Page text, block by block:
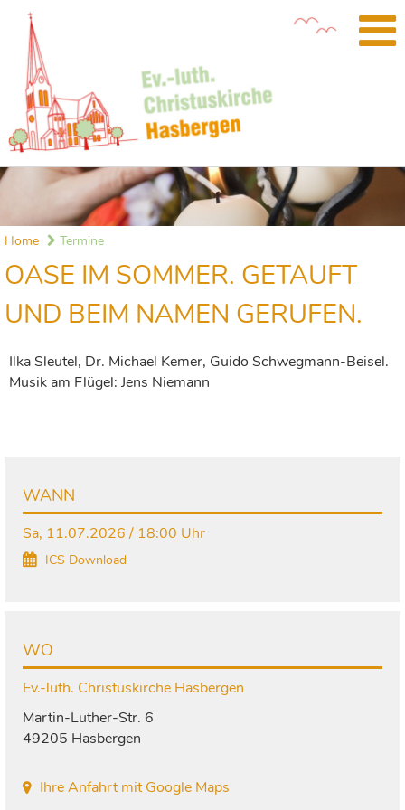
Home Termine
OASE IM SOMMER. GETAUFT
UND BEIM NAMEN GERUFEN.
Ilka Sleutel, Dr. Michael Kemer, Guido Schwegmann-Beisel.
Musik am Flügel: Jens Niemann
WANN
Sa, 11.07.2026 / 18:00 Uhr
ICS Download
WO
Ev.-luth. Christuskirche Hasbergen
Martin-Luther-Str. 6
49205 Hasbergen
Ihre Anfahrt mit Google Maps